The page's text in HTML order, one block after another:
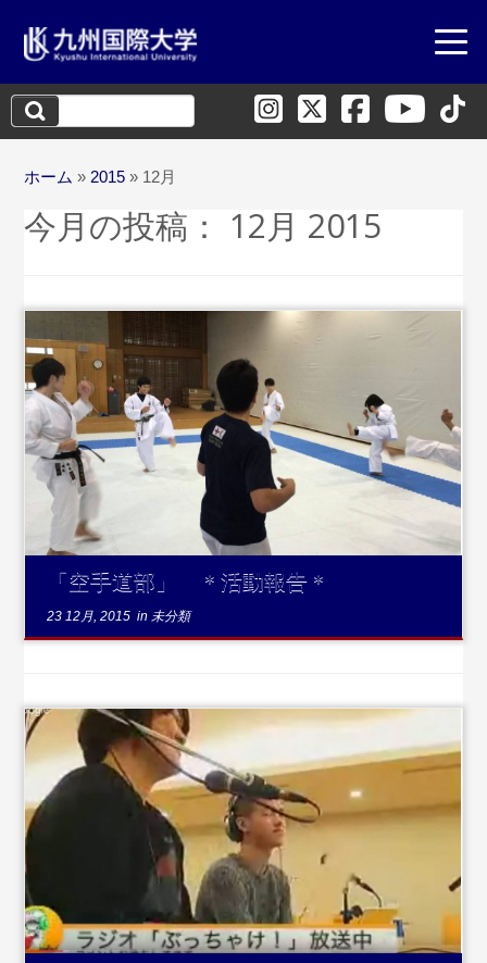
検
索:
ホーム » 2015 » 12月
今月の投稿： 12月 2015
...続きを読む
「空手道部」 ＊活動報告＊
23 12月, 2015 in未分類
...続きを読む